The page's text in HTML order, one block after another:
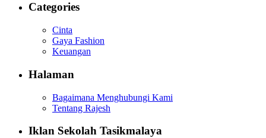
Categories
Cinta
Gaya Fashion
Keuangan
Halaman
Bagaimana Menghubungi Kami
Tentang Rajesh
Iklan Sekolah Tasikmalaya